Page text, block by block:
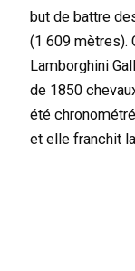
but de battre
(1 609 mètres).
Lamborghini
de 1850
été
et elle franchit